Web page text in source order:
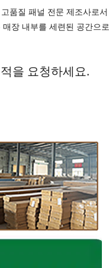
품질 패널 전문 제조사로
장 내부를 세련된 공간으
을 요청하세요.